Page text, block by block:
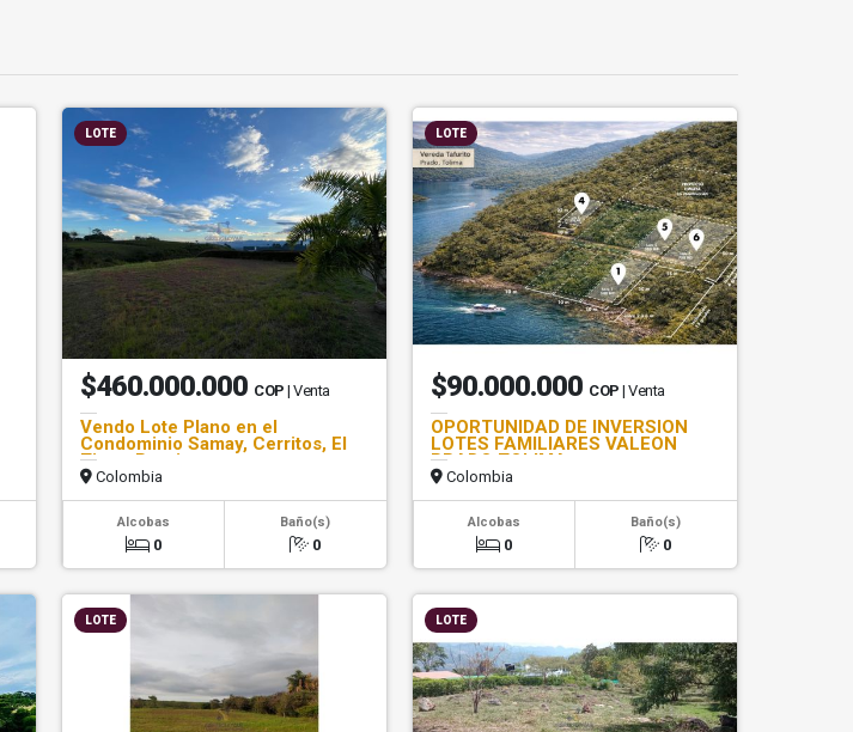
LOTE
$460.000.000 COP | Venta
Vendo Lote Plano en el
Condominio Samay, Cerritos, El
Tigre, Pereira
Colombia
Alcobas
0
Baño(s)
0
LOTE
$90.000.000 COP | Venta
OPORTUNIDAD DE INVERSION
LOTES FAMILIARES VALEON
PRADO TOLIMA
Colombia
Alcobas
0
Baño(s)
0
LOTE LOTE